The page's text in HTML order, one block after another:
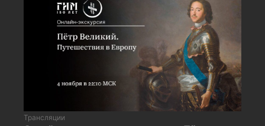
Трансляции